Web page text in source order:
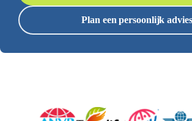
Plan een persoonlijk advies